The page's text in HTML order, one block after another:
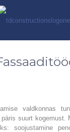
valdkonnas
suurt kogemust.
soojustamine